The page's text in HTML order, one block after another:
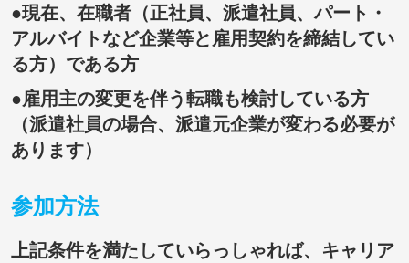
●現在、在職者（正社員、派遣社員、パート・
アルバイトなど企業等と雇用契約を締結してい
る方）である方
●雇用主の変更を伴う転職も検討している方
（派遣社員の場合、派遣元企業が変わる必要が
あります）
参加方法
上記条件を満たしていらっしゃれば、キャリア